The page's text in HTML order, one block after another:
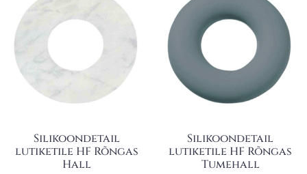
Silikoondetail
lutiketile HF Rõngas
Hall
Silikoondetail
lutiketile HF Rõngas
Tumehall